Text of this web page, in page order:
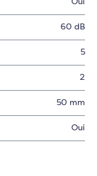
Oui
60 dB
5
2
50 mm
Oui